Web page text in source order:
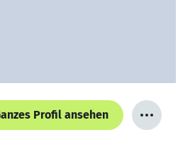
Profil ansehen